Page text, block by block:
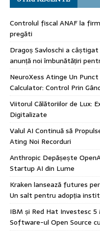
Controlul fiscal ANAF la
pregăti
Dragoș Savloschi a
anunță noi îmbunătățiri
NeuroXess Atinge Un
Calculator: Control Prin
Viitorul Călătoriilor de Lux:
Digitalizate
Valul AI Continuă să
Ating Noi Recorduri
Anthropic Depășește
Startup AI din Lume
Kraken lansează futures
Un salt pentru adopția
IBM și Red Hat Investesc 5
Software-ul Open Source